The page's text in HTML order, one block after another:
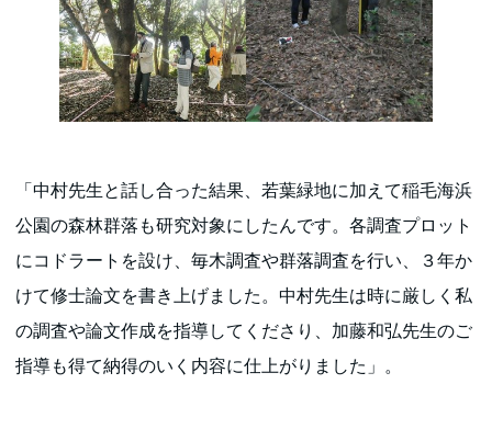
「中村先生と話し合った結果、若葉緑地に加えて稲毛海浜
公園の森林群落も研究対象にしたんです。各調査プロット
にコドラートを設け、毎木調査や群落調査を行い、３年か
けて修士論文を書き上げました。中村先生は時に厳しく私
の調査や論文作成を指導してくださり、加藤和弘先生のご
指導も得て納得のいく内容に仕上がりました」。